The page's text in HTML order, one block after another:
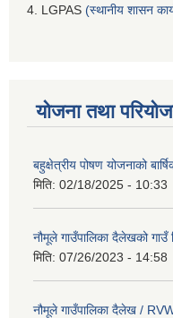
4. LGPAS (स्थानीय शासन
योजना तथा
बहुक्षेत्रीय पोषण योजनाको
मिति: 02/18/2025 - 10:33
नौमूले गाउँपालिका दैलेखको
मिति: 07/26/2023 - 14:58
नौमूले गाउँपालिका दैलेख /